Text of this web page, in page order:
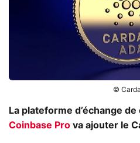
©
La plateforme d’échange
Coinbase Pro va ajouter le